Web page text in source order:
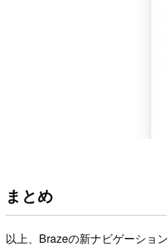
まとめ
以上、Brazeの新ナビゲーショ